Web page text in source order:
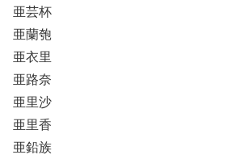
亜芸杯
亜蘭匏
亜衣里
亜路奈
亜里沙
亜里香
亜鉛族